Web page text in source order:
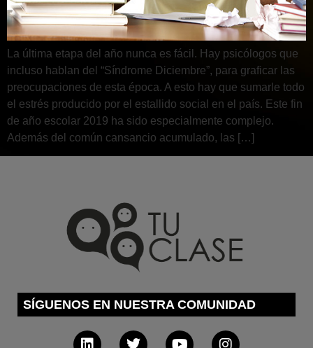
La última etapa del año nunca es fácil. Hay psicólogos que
incluso hablan del “Síndrome Diciembre”, para graficar las
preocupaciones de esta época. A esto hay que sumarle todo
el estrés producido por el estallido social en el país. Este fin
de año escolar 2019 ha sido especialmente complejo.
Además del común cansancio acumulado, las […]
SÍGUENOS EN NUESTRA COMUNIDAD